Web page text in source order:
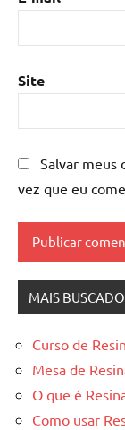
mesa
epoxi
mesa
de
mesas
resinadas
Site
Salvar meus
vez que eu
MAIS
Curso de
Mesa de
O que é
Como usar